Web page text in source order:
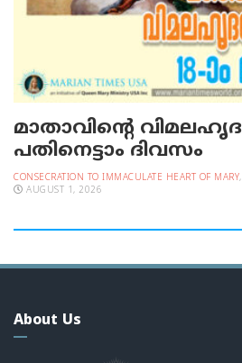
മാതാവിന്റെ
പതിനെട്ടാം ദിവസം
CONSECRATION TO IMMACULATE HEART OF MARY,
AUGUST 1, 2026
About Us